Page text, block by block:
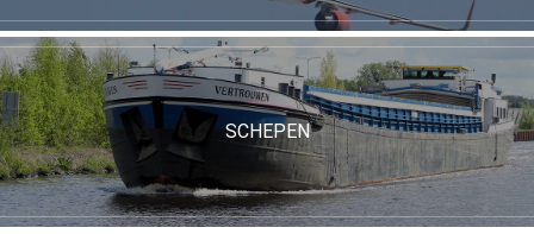
SCHEPEN